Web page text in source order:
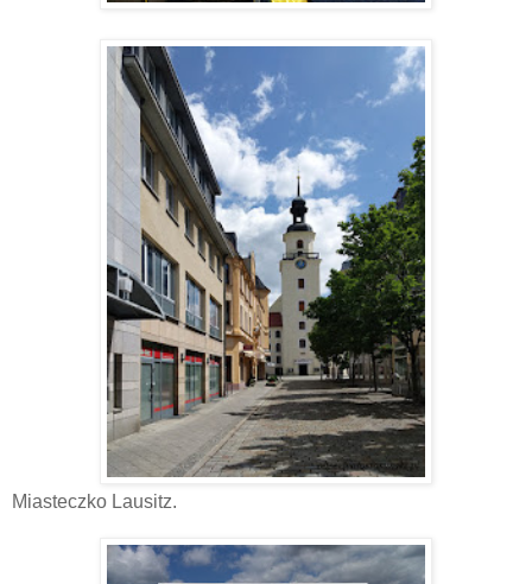
Miasteczko Lausitz.